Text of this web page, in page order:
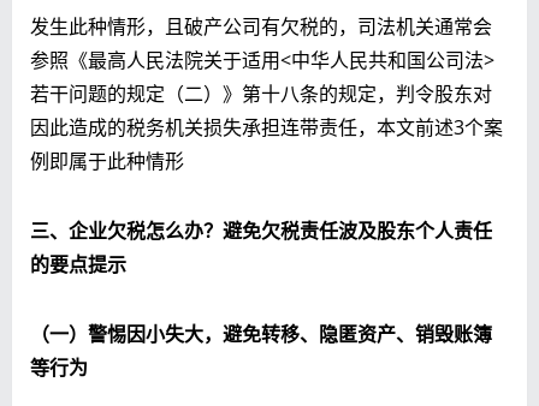
发生此种情形，且破产公司有欠税的，司法机关通常会
参照《最高人民法院关于适用<中华人民共和国公司法>
若干问题的规定（二）》第十八条的规定，判令股东对
因此造成的税务机关损失承担连带责任，本文前述3个案
例即属于此种情形
三、企业欠税怎么办？避免欠税责任波及股东个人责任
的要点提示
（一）警惕因小失大，避免转移、隐匿资产、销毁账簿
等行为